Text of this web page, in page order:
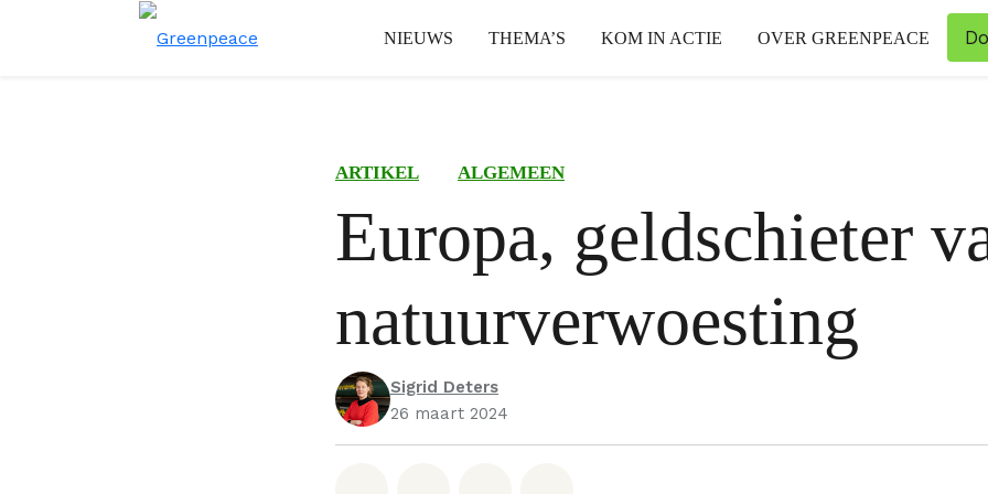
NIEUWS THEMA’S KOM IN ACTIE OVER GREENPEACE
ARTIKEL ALGEMEEN
Europa, geldschieter
natuurverwoesting
Sigrid Deters
26 maart 2024